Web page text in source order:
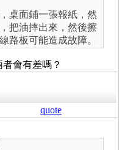
桌面鋪一張報紙，然
把油摔出來，然後擦
路板可能造成故障。
會有差嗎？
quote